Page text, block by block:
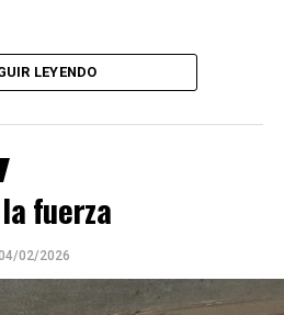
un editorial político:
puedo creer que tengamos
López se levanta a las ocho de
de jamón y queso. Poco
su casa en Ensenada,
y se toma tres medios de
más de 60 kilómetros: primero
de La Plata, allí se sube al
Constitución, y de ahí paga
LEYENDO
fuerza
02/2026